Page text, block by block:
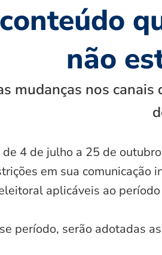
não
mudanças nos
4 de julho a 25 de
em sua comunicação
aplicáveis ao
período, serão adotadas